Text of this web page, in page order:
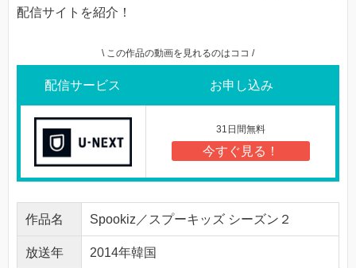
配信サイトを紹介！
\ この作品の動画を見れるのはココ /
配信サービス お申し込み
31日間無料
今すぐ見る！
作品名 Spookiz／スプーキッズ シーズン２
放送年 2014年韓国